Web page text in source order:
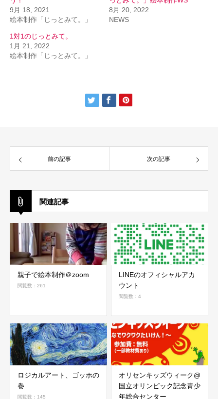
9月 18, 2021
絵本制作「じっとみて。」
8月 20, 2022
NEWS
1対1のじっとみて。
1月 21, 2022
絵本制作「じっとみて。」
前の記事 次の記事
関連記事
親子で絵本制作＠zoom
閲覧数：261
LINEのオフィシャルアカ
ウント
閲覧数：4
ロジカルアート、ゴッホの
巻
閲覧数：145
オリセンキッズウィーク@
国立オリンピック記念青少
年総合センター